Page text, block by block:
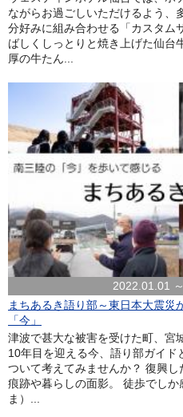
ながらお過ごしいただけるよう、
分好みに組み合わせる「カスタム
ばしくしっとりと焼き上げた仙台
厚の牛たん...
2022.01.01
まちあるき語り部～東日本大震
「今」
津波で甚大な被害を受けた町、宮
10年目を迎える今、語り部ガイド
ついて考えてみませんか？ 復興
痕跡や暮らしの面影。 徒歩でし
ま）...